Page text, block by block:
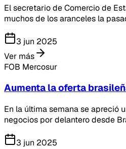
El secretario de Comercio de
muchos de los aranceles la
3 jun 2025
Ver más
FOB Mercosur
Aumenta la oferta
En la última semana se apreció
negocios por delantero desde
3 jun 2025